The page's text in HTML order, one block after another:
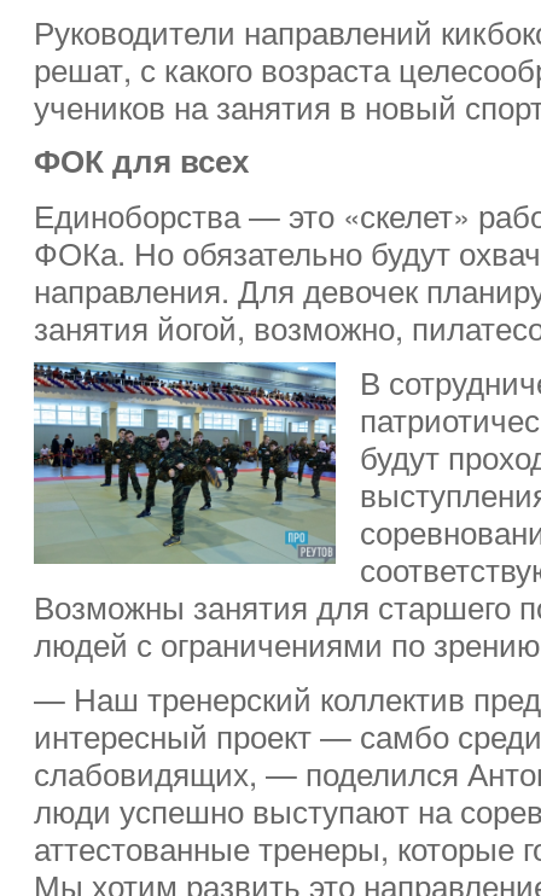
Руководители направлений
решат, с какого возраста
учеников на занятия в новый
ФОК для всех
Единоборства — это «скелет»
ФОКа. Но обязательно будут
направления. Для девочек
занятия йогой, возможно,
В
будут
Возможны занятия для старшего
людей с ограничениями по
— Наш тренерский коллектив
интересный проект — самбо
слабовидящих, — поделился
люди успешно выступают на
аттестованные тренеры, которые
Мы хотим развить это